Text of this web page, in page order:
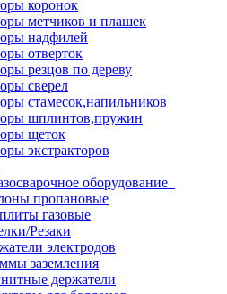
коронок
метчиков и плашек
надфилей
отверток
резцов по дереву
сверел
стамесок,напильников
шплинтов,пружин
щеток
экстракторов
оборудование
пропановые
газовые
Резаки
электродов
заземления
держатели